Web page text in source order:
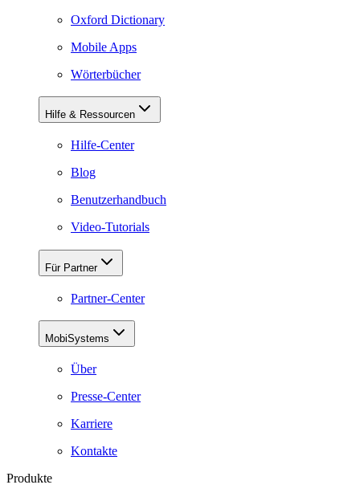
Oxford Dictionary
Mobile Apps
Wörterbücher
Hilfe & Ressourcen
Hilfe-Center
Blog
Benutzerhandbuch
Video-Tutorials
Für Partner
Partner-Center
MobiSystems
Über
Presse-Center
Karriere
Kontakte
Produkte